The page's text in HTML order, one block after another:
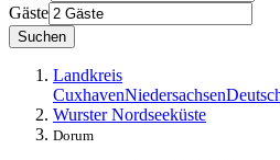
Gäste
Suchen
Landkreis
CuxhavenNiedersachsen
Wurster Nordseeküste
Dorum